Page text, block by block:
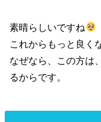
素晴らしいですね
これからもっと良く
なぜなら、この方は
るからです。